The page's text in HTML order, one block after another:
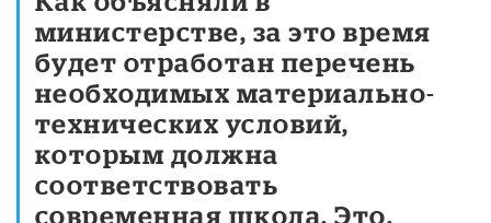
министерстве, за это время
будет отработан перечень
необходимых материально-
технических условий,
которым должна
соответствовать
современная школа. Это,